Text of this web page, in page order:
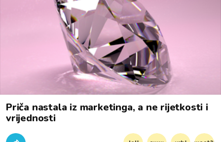
Priča nastala iz marketinga, a ne rijetkosti i
vrijednosti